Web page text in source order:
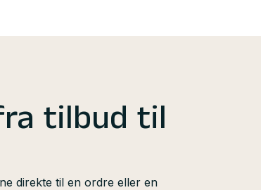
tilbud til
direkte til en ordre eller en